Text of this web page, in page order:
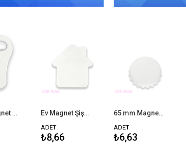
Raket Magnet Şişe Açacağı - 250 Adet Ev Magnet Şişe Açacağı - 250 Adet
ADET
₺8,66
65 mm Magnet Şişe Açacağı - 500 Adet
ADET
₺6,63